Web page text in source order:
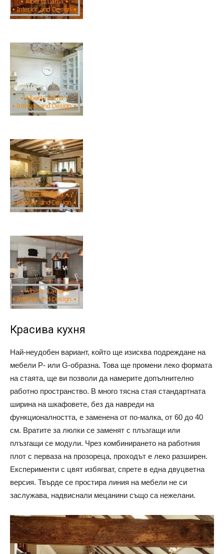
Красива кухня
Най-неудобен вариант, който ще изисква подреждане на
мебели P- или G-образна. Това ще промени леко формата
на стаята, ще ви позволи да намерите допълнително
работно пространство. В много тясна стая стандартната
ширина на шкафовете, без да навреди на
функционалността, е заменена от по-малка, от 60 до 40
см. Вратите за люлки се заменят с плъзгащи или
плъзгащи се модули. Чрез комбинирането на работния
плот с перваза на прозореца, проходът е леко разширен.
Експерименти с цвят избягват, спрете в една двуцветна
версия. Твърде се простира линия на мебели не си
заслужава, надвиснали мецанини също са нежелани.